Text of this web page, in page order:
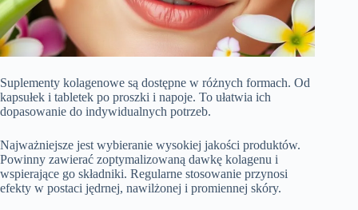
Suplementy kolagenowe są dostępne w różnych formach. Od
kapsułek i tabletek po proszki i napoje. To ułatwia ich
dopasowanie do indywidualnych potrzeb.
Najważniejsze jest wybieranie wysokiej jakości produktów.
Powinny zawierać zoptymalizowaną dawkę kolagenu i
wspierające go składniki. Regularne stosowanie przynosi
efekty w postaci jędrnej, nawilżonej i promiennej skóry.